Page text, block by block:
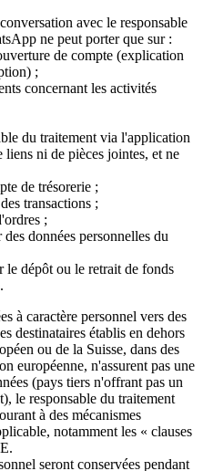
avec le responsable
ne peut porter que sur :
de compte (explication
;
concernant les activités
du traitement via l'application
ni de pièces jointes, et ne
de trésorerie ;
transactions ;
;
données personnelles du
le dépôt ou le retrait de fonds
à caractère personnel vers des
destinataires établis en dehors
ou de la Suisse, dans des
européenne, n'assurent pas une
(pays tiers n'offrant pas un
le responsable du traitement
à des mécanismes
notamment les « clauses
seront conservées pendant